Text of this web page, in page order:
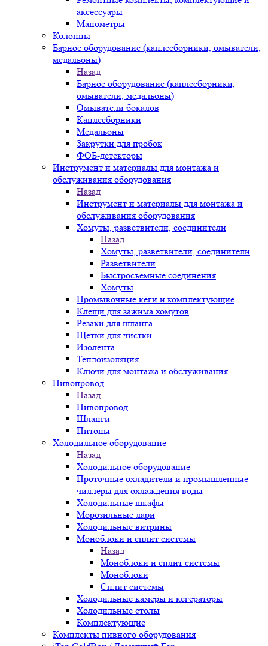
аксессуары
Манометры
Колонны
Барное оборудование (каплесборники, омыватели,
медальоны)
Назад
Барное оборудование (каплесборники,
омыватели, медальоны)
Омыватели бокалов
Каплесборники
Медальоны
Закрутки для пробок
ФОБ-детекторы
Инструмент и материалы для монтажа и
обслуживания оборудования
Назад
Инструмент и материалы для монтажа и
обслуживания оборудования
Хомуты, разветвители, соединители
Назад
Хомуты, разветвители, соединители
Разветвители
Быстросъемные соединения
Хомуты
Промывочные кеги и комплектующие
Клещи для зажима хомутов
Резаки для шланга
Щетки для чистки
Изолента
Теплоизоляция
Ключи для монтажа и обслуживания
Пивопровод
Назад
Пивопровод
Шланги
Питоны
Холодильное оборудование
Назад
Холодильное оборудование
Проточные охладители и промышленные
чиллеры для охлаждения воды
Холодильные шкафы
Морозильные лари
Холодильные витрины
Моноблоки и сплит системы
Назад
Моноблоки и сплит системы
Моноблоки
Сплит системы
Холодильные камеры и кегераторы
Холодильные столы
Комплектующие
Комплекты пивного оборудования